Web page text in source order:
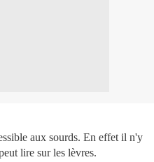
aux sourds. En effet il n'y
lire sur les lèvres.